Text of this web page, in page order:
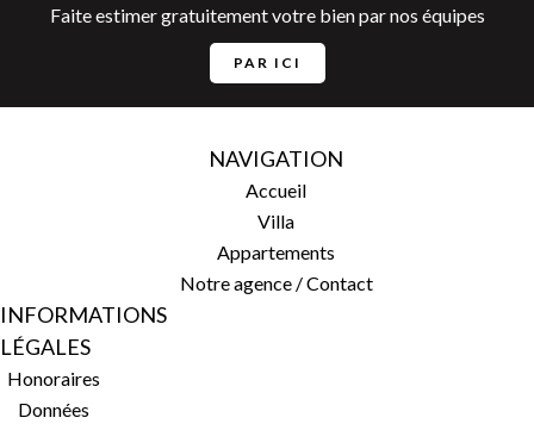
Faite estimer gratuitement votre bien par nos équipes
PAR ICI
NAVIGATION
Accueil
Villa
Appartements
Notre agence / Contact
INFORMATIONS
LÉGALES
Honoraires
Données